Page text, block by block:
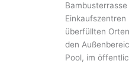
Bambusterrasse
Einkaufszentren
überfüllten
den
Pool, im